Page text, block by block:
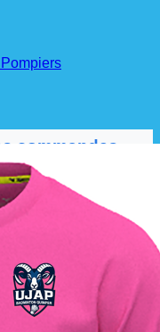
commandes
les 1er et 15 de
fournisseurs.
au club